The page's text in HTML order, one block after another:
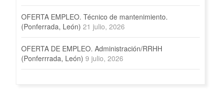
OFERTA EMPLEO. Técnico de mantenimiento.
(Ponferrada, León) 21 julio, 2026
OFERTA DE EMPLEO. Administración/RRHH
(Ponferrrada, León) 9 julio, 2026